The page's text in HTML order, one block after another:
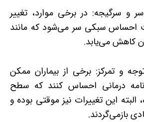
سرگیجه: در برخی موارد، تغییر
احساس سبکی سر می‌شود که مانند
کاهش می‌یابد.
و تمرکز: برخی از بیماران ممکن
درمانی احساس کنند که سطح
البته این تغییرات نیز موقتی بوده و
بازمی‌گردند.